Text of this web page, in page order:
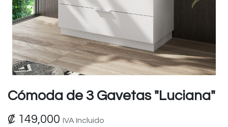
Cómoda de 3 Gavetas "Luciana"
₡ 149,000 IVA Incluido